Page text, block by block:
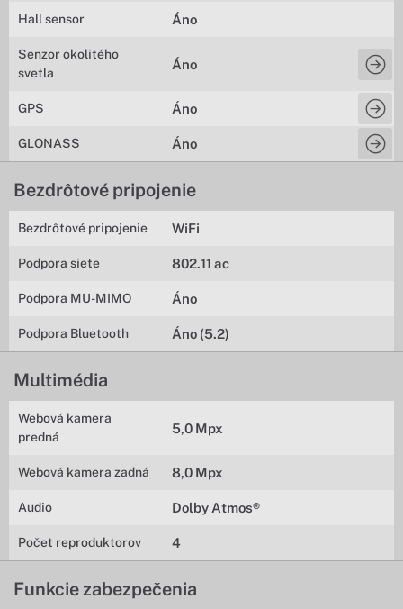
Hall sensor Áno
Senzor okolitého
svetla
Áno
GPS Áno
GLONASS Áno
Bezdrôtové pripojenie
Bezdrôtové pripojenie WiFi
Podpora siete 802.11 ac
Podpora MU-MIMO Áno
Podpora Bluetooth Áno (5.2)
Multimédia
Webová kamera
predná
5,0 Mpx
Webová kamera zadná 8,0 Mpx
Audio Dolby Atmos®
Počet reproduktorov 4
Funkcie zabezpečenia